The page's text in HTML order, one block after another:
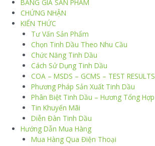
BẢNG GIÁ SẢN PHẨM
CHỨNG NHẬN
KIẾN THỨC
Tư Vấn Sản Phẩm
Chọn Tinh Dầu Theo Nhu Cầu
Chức Năng Tinh Dầu
Cách Sử Dụng Tinh Dầu
COA – MSDS – GCMS – TEST RESULTS
Phương Pháp Sản Xuất Tinh Dầu
Phân Biệt Tinh Dầu – Hương Tổng Hợp
Tin Khuyến Mãi
Diễn Đàn Tinh Dầu
Hướng Dẫn Mua Hàng
Mua Hàng Qua Điện Thoại